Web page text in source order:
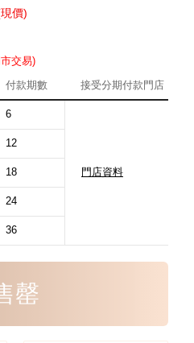
價)
交易)
付款期數 接受分期付款門店
6
門店資料
12
18
24
36
罄